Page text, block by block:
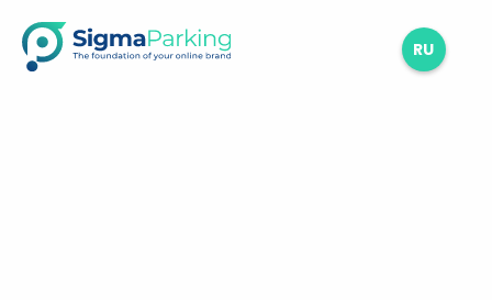
RU